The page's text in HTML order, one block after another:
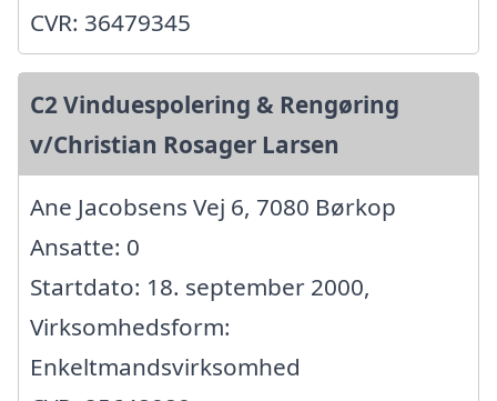
CVR: 36479345
C2 Vinduespolering & Rengøring
v/Christian Rosager Larsen
Ane Jacobsens Vej 6, 7080 Børkop
Ansatte: 0
Startdato: 18. september 2000,
Virksomhedsform:
Enkeltmandsvirksomhed